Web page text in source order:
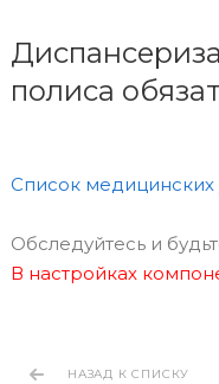
полиса
Список
Обследуйтесь и
В настройках
НАЗАД К СПИСКУ